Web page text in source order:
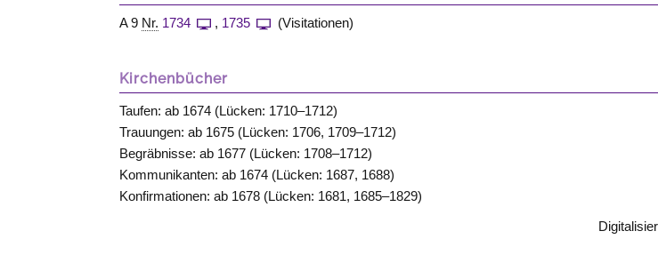
A 9 Nr. 1734 , 1735 (Visitationen)
Kirchenbücher
Taufen: ab 1674 (Lücken: 1710–1712)
Trauungen: ab 1675 (Lücken: 1706, 1709–1712)
Begräbnisse: ab 1677 (Lücken: 1708–1712)
Kommunikanten: ab 1674 (Lücken: 1687, 1688)
Konfirmationen: ab 1678 (Lücken: 1681, 1685–1829)